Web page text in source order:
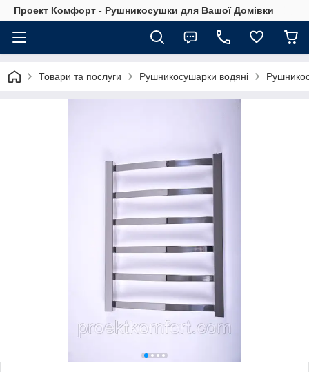
Проект Комфорт - Рушникосушки для Вашої Домівки
Товари та послуги Рушникосушарки водяні